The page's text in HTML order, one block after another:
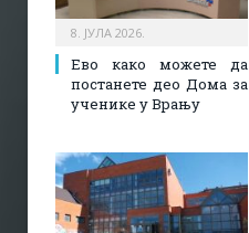
8. ЈУЛА 2026.
Ево како можете да
постанете део Дома за
ученике у Врању